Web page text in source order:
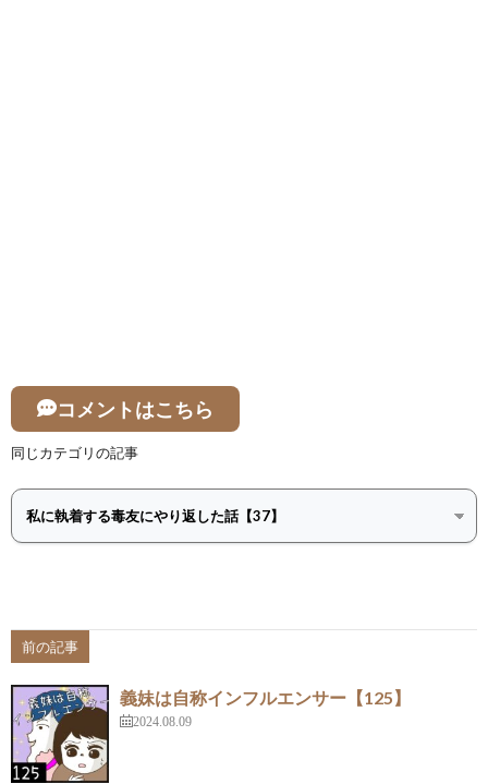
コメントはこちら
同じカテゴリの記事
前の記事
義妹は自称インフルエンサー【125】
2024.08.09